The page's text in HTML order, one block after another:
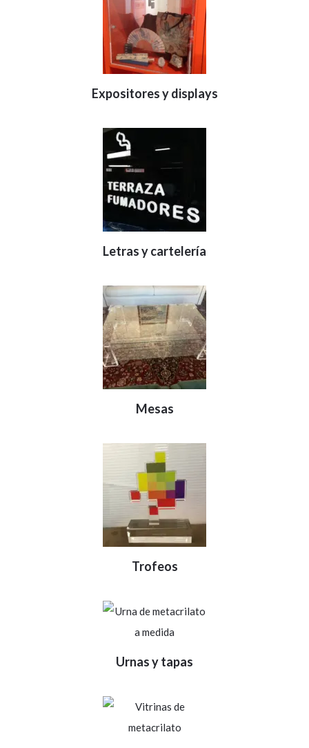
Expositores y displays
Letras y cartelería
Mesas
Trofeos
Urnas y tapas